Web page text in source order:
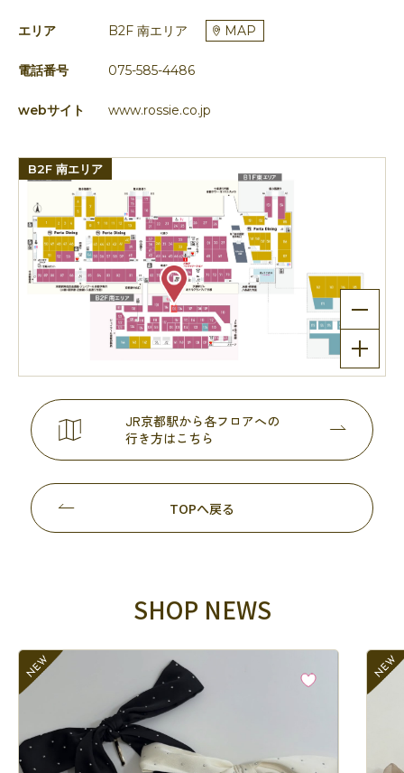
エリア B2F 南エリア MAP
電話番号 075-585-4486
webサイト www.rossie.co.jp
B2F 南エリア
JR京都駅から各フロアへの
行き方はこちら
TOPへ戻る
SHOP NEWS